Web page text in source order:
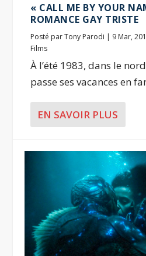
« CALL ME BY YOUR
ROMANCE GAY TRISTE
Posté parTony Parodi | 9 Mar,
Films
À l’été 1983, dans le
passe ses vacances en
EN SAVOIR PLUS